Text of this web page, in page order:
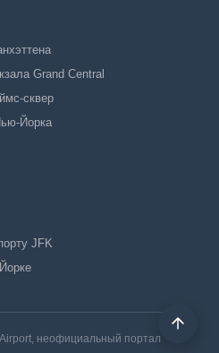
Grand Central
сквер
Йорка
JFK
неофициальный портал